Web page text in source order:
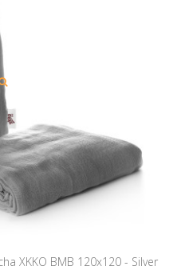
XKKO BMB 120x120 - Silver